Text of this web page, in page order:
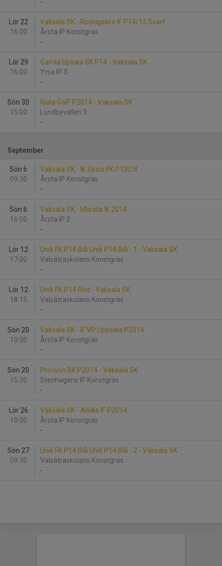
Lör 22
16:00
Vaksala SK - Roslagsbro IF P14/15 Svart
Årsta IP Konstgräs
-
Lör 29
16:00
Gamla Upsala SK P14 - Vaksala SK
Yrsa IP 3
-
Sön 30
15:00
Riala GoIF P2014 - Vaksala SK
Lundbyvallen 3
-
September
Sön 6
09:30
Vaksala SK - IK Sirius FK P12U B
Årsta IP Konstgräs
-
Sön 6
16:00
Vaksala SK - Märsta IK 2014
Årsta IP 2
-
Lör 12
17:00
Unik FK P14 Blå Unik P14 Blå - 1 - Vaksala SK
Valsätraskolans Konstgräs
-
Lör 12
18:15
Unik FK P14 Röd - Vaksala SK
Valsätraskolans Konstgräs
-
Sön 20
10:00
Vaksala SK - IF VP Uppsala P2014
Årsta IP Konstgräs
-
Sön 20
15:30
Procyon BK P2014 - Vaksala SK
Stenhagens IP Konstgräs
-
Lör 26
10:00
Vaksala SK - Alsike IF P2014
Årsta IP Konstgräs
-
Sön 27
09:30
Unik FK P14 Blå Unik P14 Blå - 2 - Vaksala SK
Valsätraskolans Konstgräs
-